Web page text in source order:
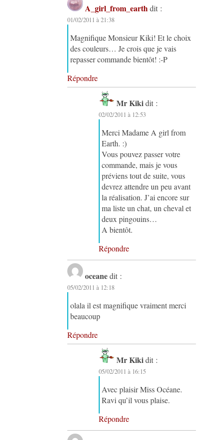
A_girl_from_earth dit :
01/02/2011 à 21:38
Magnifique Monsieur Kiki! Et le choix
des couleurs… Je crois que je vais
repasser commande bientôt! :-P
Répondre
Mr Kiki dit :
02/02/2011 à 12:53
Merci Madame A girl from
Earth. :)
Vous pouvez passer votre
commande, mais je vous
préviens tout de suite, vous
devrez attendre un peu avant
la réalisation. J’ai encore sur
ma liste un chat, un cheval et
deux pingouins…
A bientôt.
Répondre
oceane dit :
05/02/2011 à 12:18
olala il est magnifique vraiment merci
beaucoup
Répondre
Mr Kiki dit :
05/02/2011 à 16:15
Avec plaisir Miss Océane.
Ravi qu’il vous plaise.
Répondre